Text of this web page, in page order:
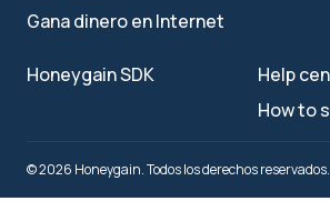
Gana dinero en Internet
Honeygain SDK
Help
How to
© 2026 Honeygain. Todos los derechos reservados.